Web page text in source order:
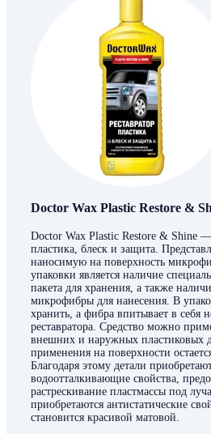
Doctor Wax Plastic Restore &
Doctor Wax Plastic Restore & Shine —
пластика, блеск и защита.
наносимую на поверхность
упаковки является наличие
пакета для хранения, а также
микрофибры для нанесения. В
хранить, а фибра впитывает в себя
реставратора. Средство можно
внешних и наружных пластиковых
применения на поверхности
Благодаря этому детали
водоотталкивающие свойства,
растрескивание пластмассы под
приобретаются антистатические
становится красивой матовой.